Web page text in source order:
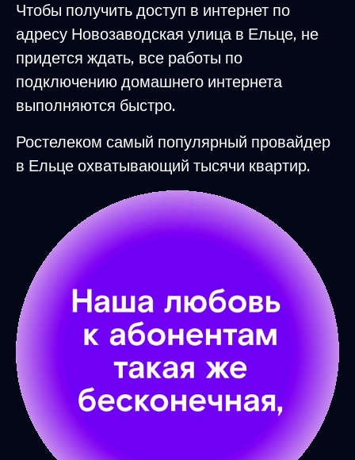
Чтобы получить доступ в интернет по
адресу Новозаводская улица в Ельце, не
придется ждать, все работы по
подключению домашнего интернета
выполняются быстро.
Ростелеком самый популярный провайдер
в Ельце охватывающий тысячи квартир.